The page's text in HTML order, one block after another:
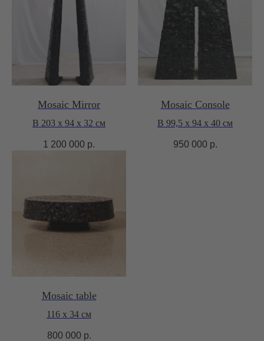
Mosaic Mirror
В 203 х 94 х 32 см
1 200 000 р.
Mosaic Console
В 99,5 х 94 x 40 см
950 000 р.
Mosaic table
116 х 34 cм
800 000 р.